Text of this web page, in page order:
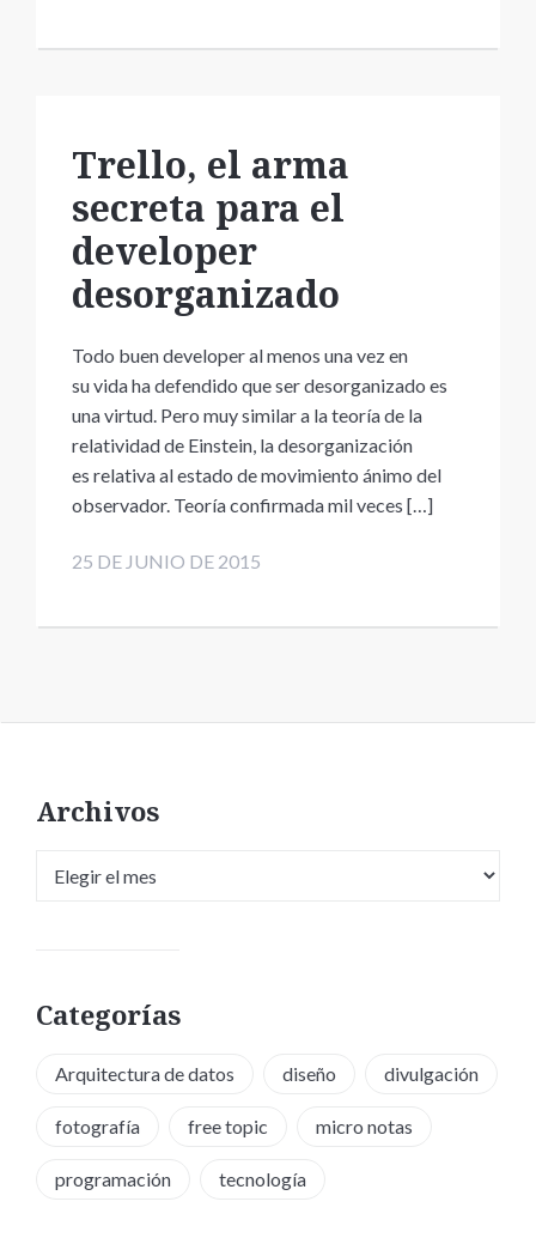
Trello, el arma
secreta para el
developer
desorganizado
Todo buen developer al menos una vez en
su vida ha defendido que ser desorganizado es
una virtud. Pero muy similar a la teoría de la
relatividad de Einstein, la desorganización
es relativa al estado de movimiento ánimo del
observador. Teoría confirmada mil veces […]
25 DE JUNIO DE 2015
Archivos
Categorías
Arquitectura de datos diseño divulgación
fotografía free topic micro notas
programación tecnología